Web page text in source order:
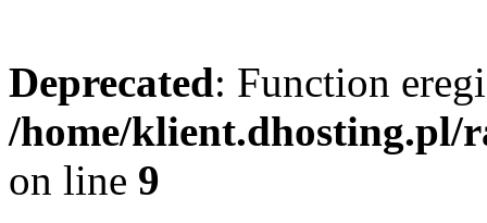
Deprecated: Function
/home/klient.dhosting.pl/
on line 9